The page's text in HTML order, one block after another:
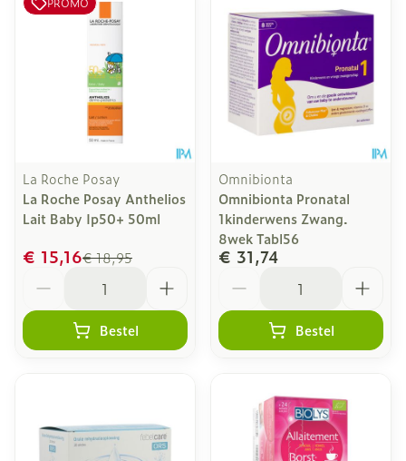
La Roche Posay
La Roche Posay Anthelios
Lait Baby Ip50+ 50ml
€ 18,95
€ 15,16
Bestel
Omnibionta
Omnibionta Pronatal
1kinderwens Zwang.
8wek Tabl56
€ 31,74
Bestel